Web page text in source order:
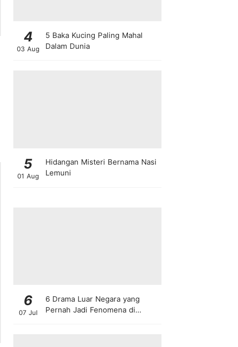
4
03 Aug
5 Baka Kucing Paling Mahal
Dalam Dunia
5
01 Aug
Hidangan Misteri Bernama Nasi
Lemuni
6
07 Jul
6 Drama Luar Negara yang
Pernah Jadi Fenomena di